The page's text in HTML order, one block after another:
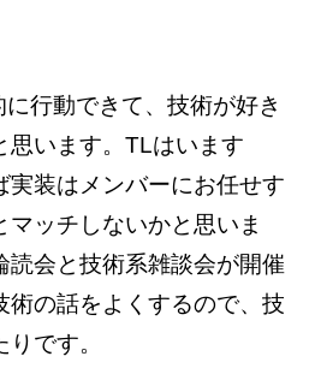
行動できて、技術が好き
思います。TLはいます
実装はメンバーにお任せす
マッチしないかと思いま
読会と技術系雑談会が開催
術の話をよくするので、技
です。